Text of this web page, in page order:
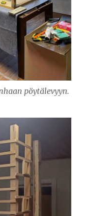
pöytälevyyn.